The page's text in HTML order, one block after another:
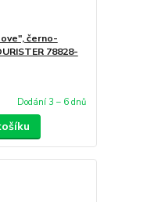
černo-
78828-
Dodání 3 – 6 dnů